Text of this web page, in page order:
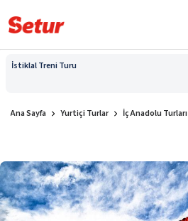
İstiklal Treni Turu
Ana Sayfa Yurtiçi Turlar İç Anadolu Turları